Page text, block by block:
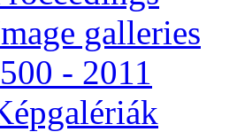
gal­le­ri­es
- 2011